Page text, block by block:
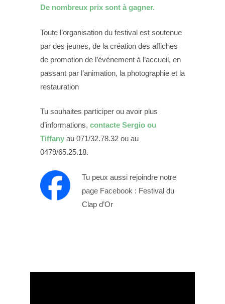
De nombreux prix sont à gagner.
Toute l’organisation du festival est soutenue
par des jeunes, de la création des affiches
de promotion de l’événement à l’accueil, en
passant par l’animation, la photographie et la
restauration
Tu souhaites participer ou avoir plus
d’informations, contacte Sergio ou
Tiffany au 071/32.78.32 ou au
0479/65.25.18.
Tu peux aussi rejoindre notre
page Facebook : Festival du
Clap d’Or